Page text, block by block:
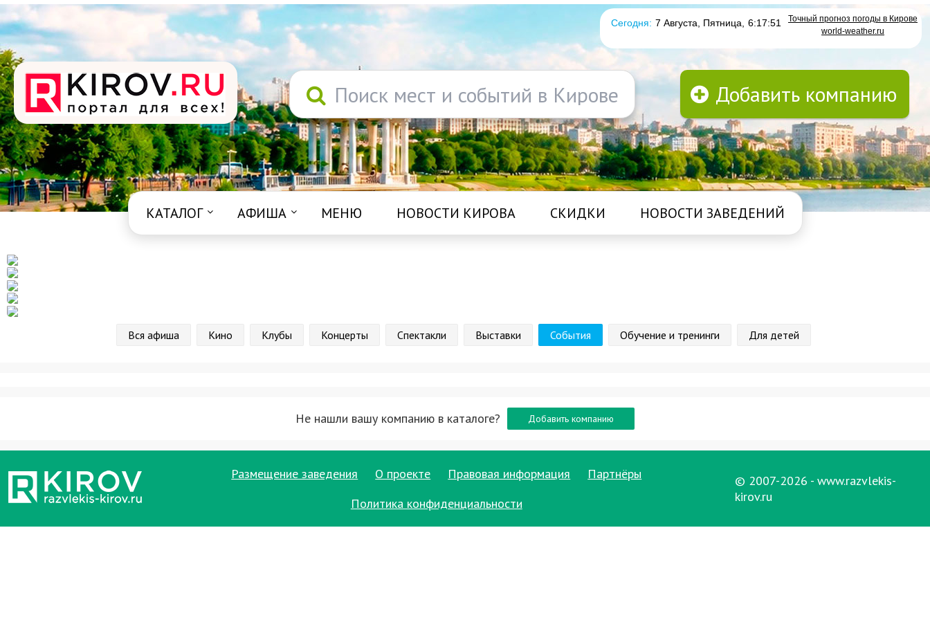
Сегодня: 7 Августа, Пятница 6:17:51
Точный прогноз погоды в Кирове
world-weather.ru
Поиск мест и событий в Кирове Добавить компанию
КАТАЛОГ АФИША МЕНЮ НОВОСТИ КИРОВА СКИДКИ НОВОСТИ ЗАВЕДЕНИЙ
Вся афиша Кино Клубы Концерты Спектакли Выставки События Обучение и тренинги Для детей
Не нашли вашу компанию в каталоге? Добавить компанию
Размещение заведения О проекте Правовая информация
Партнёры
Политика конфиденциальности
© 2007-2026 - www.razvlekis-
kirov.ru